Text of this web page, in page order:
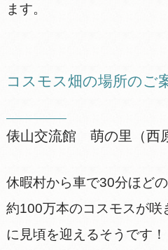
ます。
コスモス畑の場所のご
俵山交流館 萌の里（西
休暇村から車で30分ほどの
約100万本のコスモスが咲
に見頃を迎えるそうです！